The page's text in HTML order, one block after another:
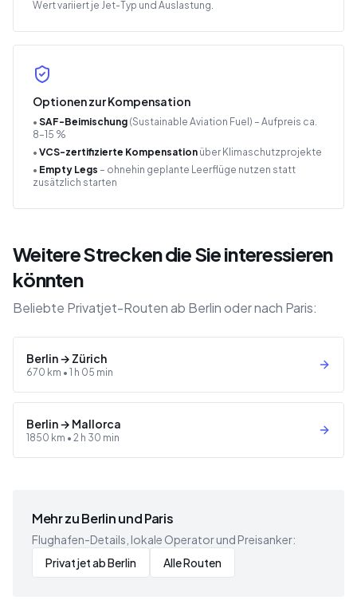
Wert variiert je Jet-Typ und Auslastung.
Optionen zur Kompensation
• SAF-Beimischung (Sustainable Aviation Fuel) – Aufpreis ca.
8–15 %
• VCS-zertifizierte Kompensation über Klimaschutzprojekte
• Empty Legs – ohnehin geplante Leerflüge nutzen statt
zusätzlich starten
Weitere Strecken die Sie interessieren
könnten
Beliebte Privatjet-Routen ab Berlin oder nach Paris:
Berlin→ Zürich
670 km • 1 h 05 min
Berlin→ Mallorca
1850 km • 2 h 30 min
Mehr zu Berlin und Paris
Flughafen-Details, lokale Operator und Preisanker:
Privatjet ab Berlin
Alle Routen